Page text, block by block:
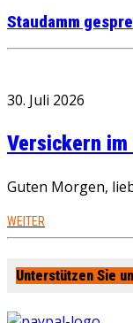
Staudamm
30. Juli 2026
Versickern
Guten Morgen,
WEITER
Unterstützen Sie